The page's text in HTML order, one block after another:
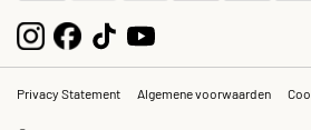
Privacy Statement Algemene voorwaarden